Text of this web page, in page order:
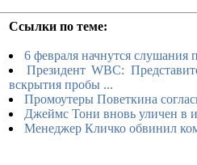
Ссылки по теме:
6 февраля начнутся слушания
Президент WBC:
вскрытия пробы ...
Промоутеры Поветкина
Джеймс Тони вновь уличен в
Менеджер Кличко обвинил